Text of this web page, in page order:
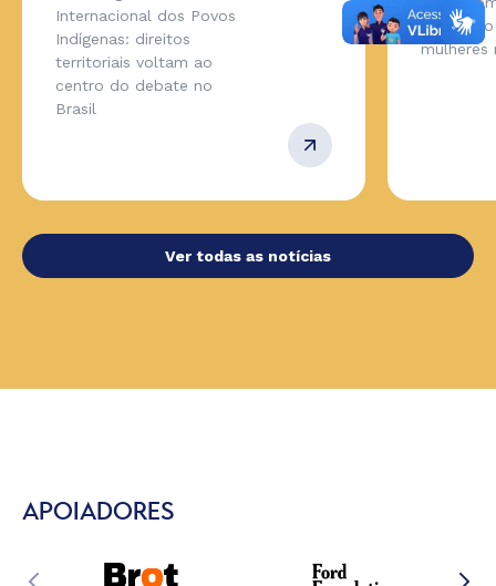
Internacional dos Povos
Indígenas: direitos
territoriais voltam ao
centro do debate no
Brasil
mulheres
Ver todas as notícias
APOIADORES